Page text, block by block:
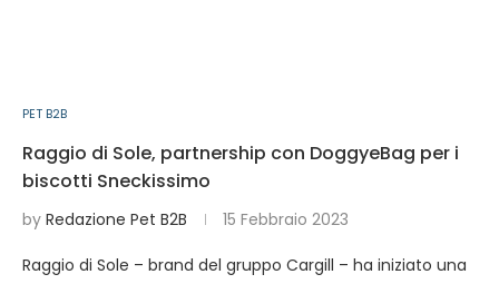
PET B2B
Raggio di Sole, partnership con DoggyeBag per i
biscotti Sneckissimo
by Redazione Pet B2B 15 Febbraio 2023
Raggio di Sole – brand del gruppo Cargill – ha iniziato una